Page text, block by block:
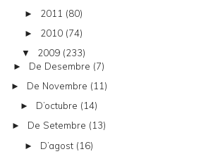
► 2011 (80)
► 2010 (74)
▼ 2009 (233)
► De Desembre (7)
► De Novembre (11)
► D’octubre (14)
► De Setembre (13)
► D’agost (16)